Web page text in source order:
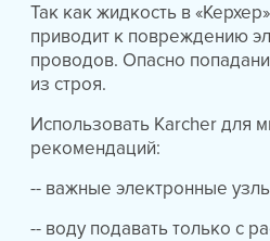
Так как жидкость в
приводит к повреждению
проводов. Опасно
из строя.
Использовать Karcher для
рекомендаций:
-- важные электронные
-- воду подавать только с